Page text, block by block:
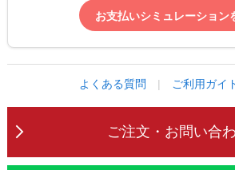
お支払いシミュレーション
よくある質問 | ご利用ガイ
ご注文・お問い合